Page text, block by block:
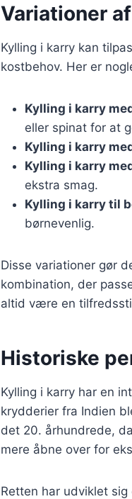
Variationer
Kylling i karry kan
kostbehov. Her er
Kylling i karry
eller spinat for at
Kylling i karry
Kylling i karry
ekstra smag.
Kylling i karry til
børnevenlig.
Disse variationer gør
kombination, der
altid være en
Historiske
Kylling i karry har en
krydderier fra Indien
det 20. århundrede,
mere åbne over for
Retten har udviklet